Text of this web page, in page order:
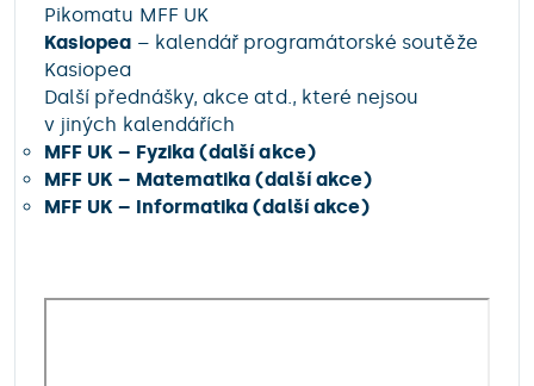
Pikomatu MFF UK
Kasiopea – kalendář programátorské soutěže
Kasiopea
Další přednášky, akce atd., které nejsou
v jiných kalendářích
MFF UK – Fyzika (další akce)
MFF UK – Matematika (další akce)
MFF UK – Informatika (další akce)